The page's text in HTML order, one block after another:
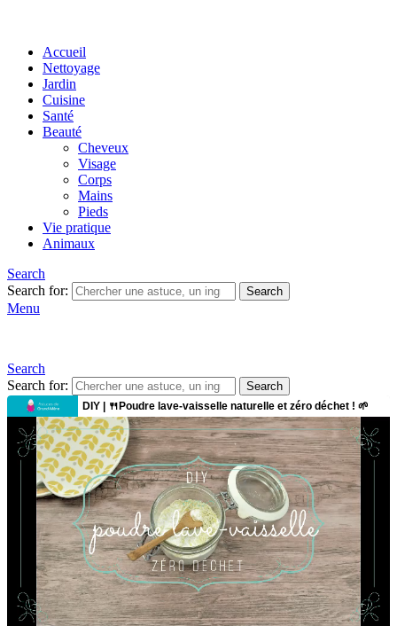
Accueil
Nettoyage
Jardin
Cuisine
Santé
Beauté
Cheveux
Visage
Corps
Mains
Pieds
Vie pratique
Animaux
Search
Search for:
Search
Menu
Search
Search for:
Search